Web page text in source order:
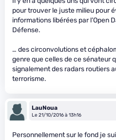
pour trouver le juste milieu pour
informations libérées par l’Open
Défense.
… des circonvolutions et
genre que celles de ce sénateur
signalement des radars routiers
terrorisme.
LauNoua
Le 21/10/2016 à 13h16
Personnellement sur le fond je